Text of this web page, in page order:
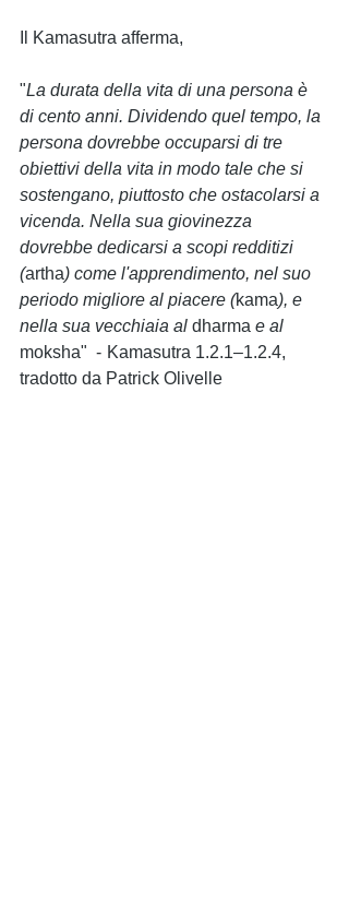
Il Kamasutra afferma,
"La durata della vita di una persona è
di cento anni. Dividendo quel tempo, la
persona dovrebbe occuparsi di tre
obiettivi della vita in modo tale che si
sostengano, piuttosto che ostacolarsi a
vicenda. Nella sua giovinezza
dovrebbe dedicarsi a scopi redditizi
(artha) come l'apprendimento, nel suo
periodo migliore al piacere (kama), e
nella sua vecchiaia al dharma e al
moksha"  -  Kamasutra 1.2.1–1.2.4,
tradotto da Patrick Olivelle